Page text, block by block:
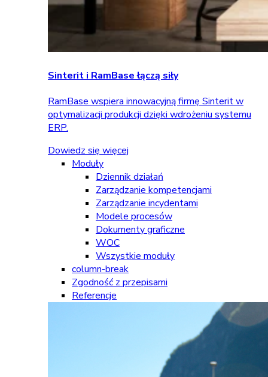
Sinterit i RamBase łączą siły
RamBase wspiera innowacyjną firmę Sinterit w
optymalizacji produkcji dzięki wdrożeniu systemu
ERP.
Dowiedz się więcej
Moduły
Dziennik działań
Zarządzanie kompetencjami
Zarządzanie incydentami
Modele procesów
Dokumenty graficzne
WOC
Wszystkie moduły
column-break
Zgodność z przepisami
Referencje